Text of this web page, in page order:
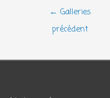
Navigation
l’article
← Galleries
précédent